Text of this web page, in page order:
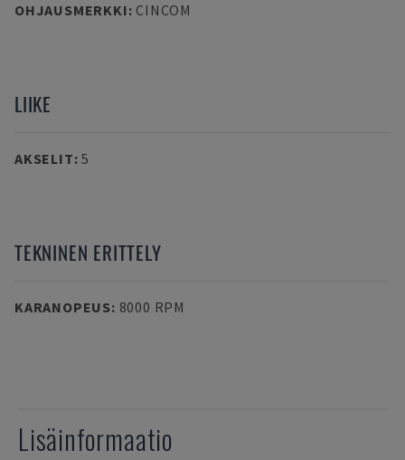
OHJAUSMERKKI: CINCOM
LIIKE
AKSELIT:5
TEKNINEN ERITTELY
KARANOPEUS: 8000 RPM
Lisäinformaatio